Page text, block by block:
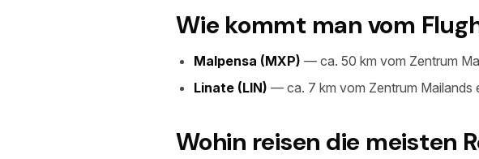
Wie kommt man vom
Malpensa (MXP) — ca. 50 km vom Zentrum
Linate (LIN) — ca. 7 km vom Zentrum Mailands
Wohin reisen die meisten